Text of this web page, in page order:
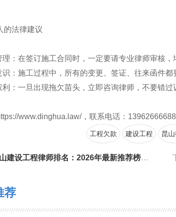
的法律建议
理：在签订施工合同时，一定要请专业律师审核，
识：施工过程中，所有的变更、签证、往来函件都
：一旦出现拖欠苗头，立即咨询律师，不要错过
www.dinghua.law/，联系电话：13962666688
工程欠款 建设工程 昆
建设工程律师排名：2026年最新推荐榜单与避坑指南
荐